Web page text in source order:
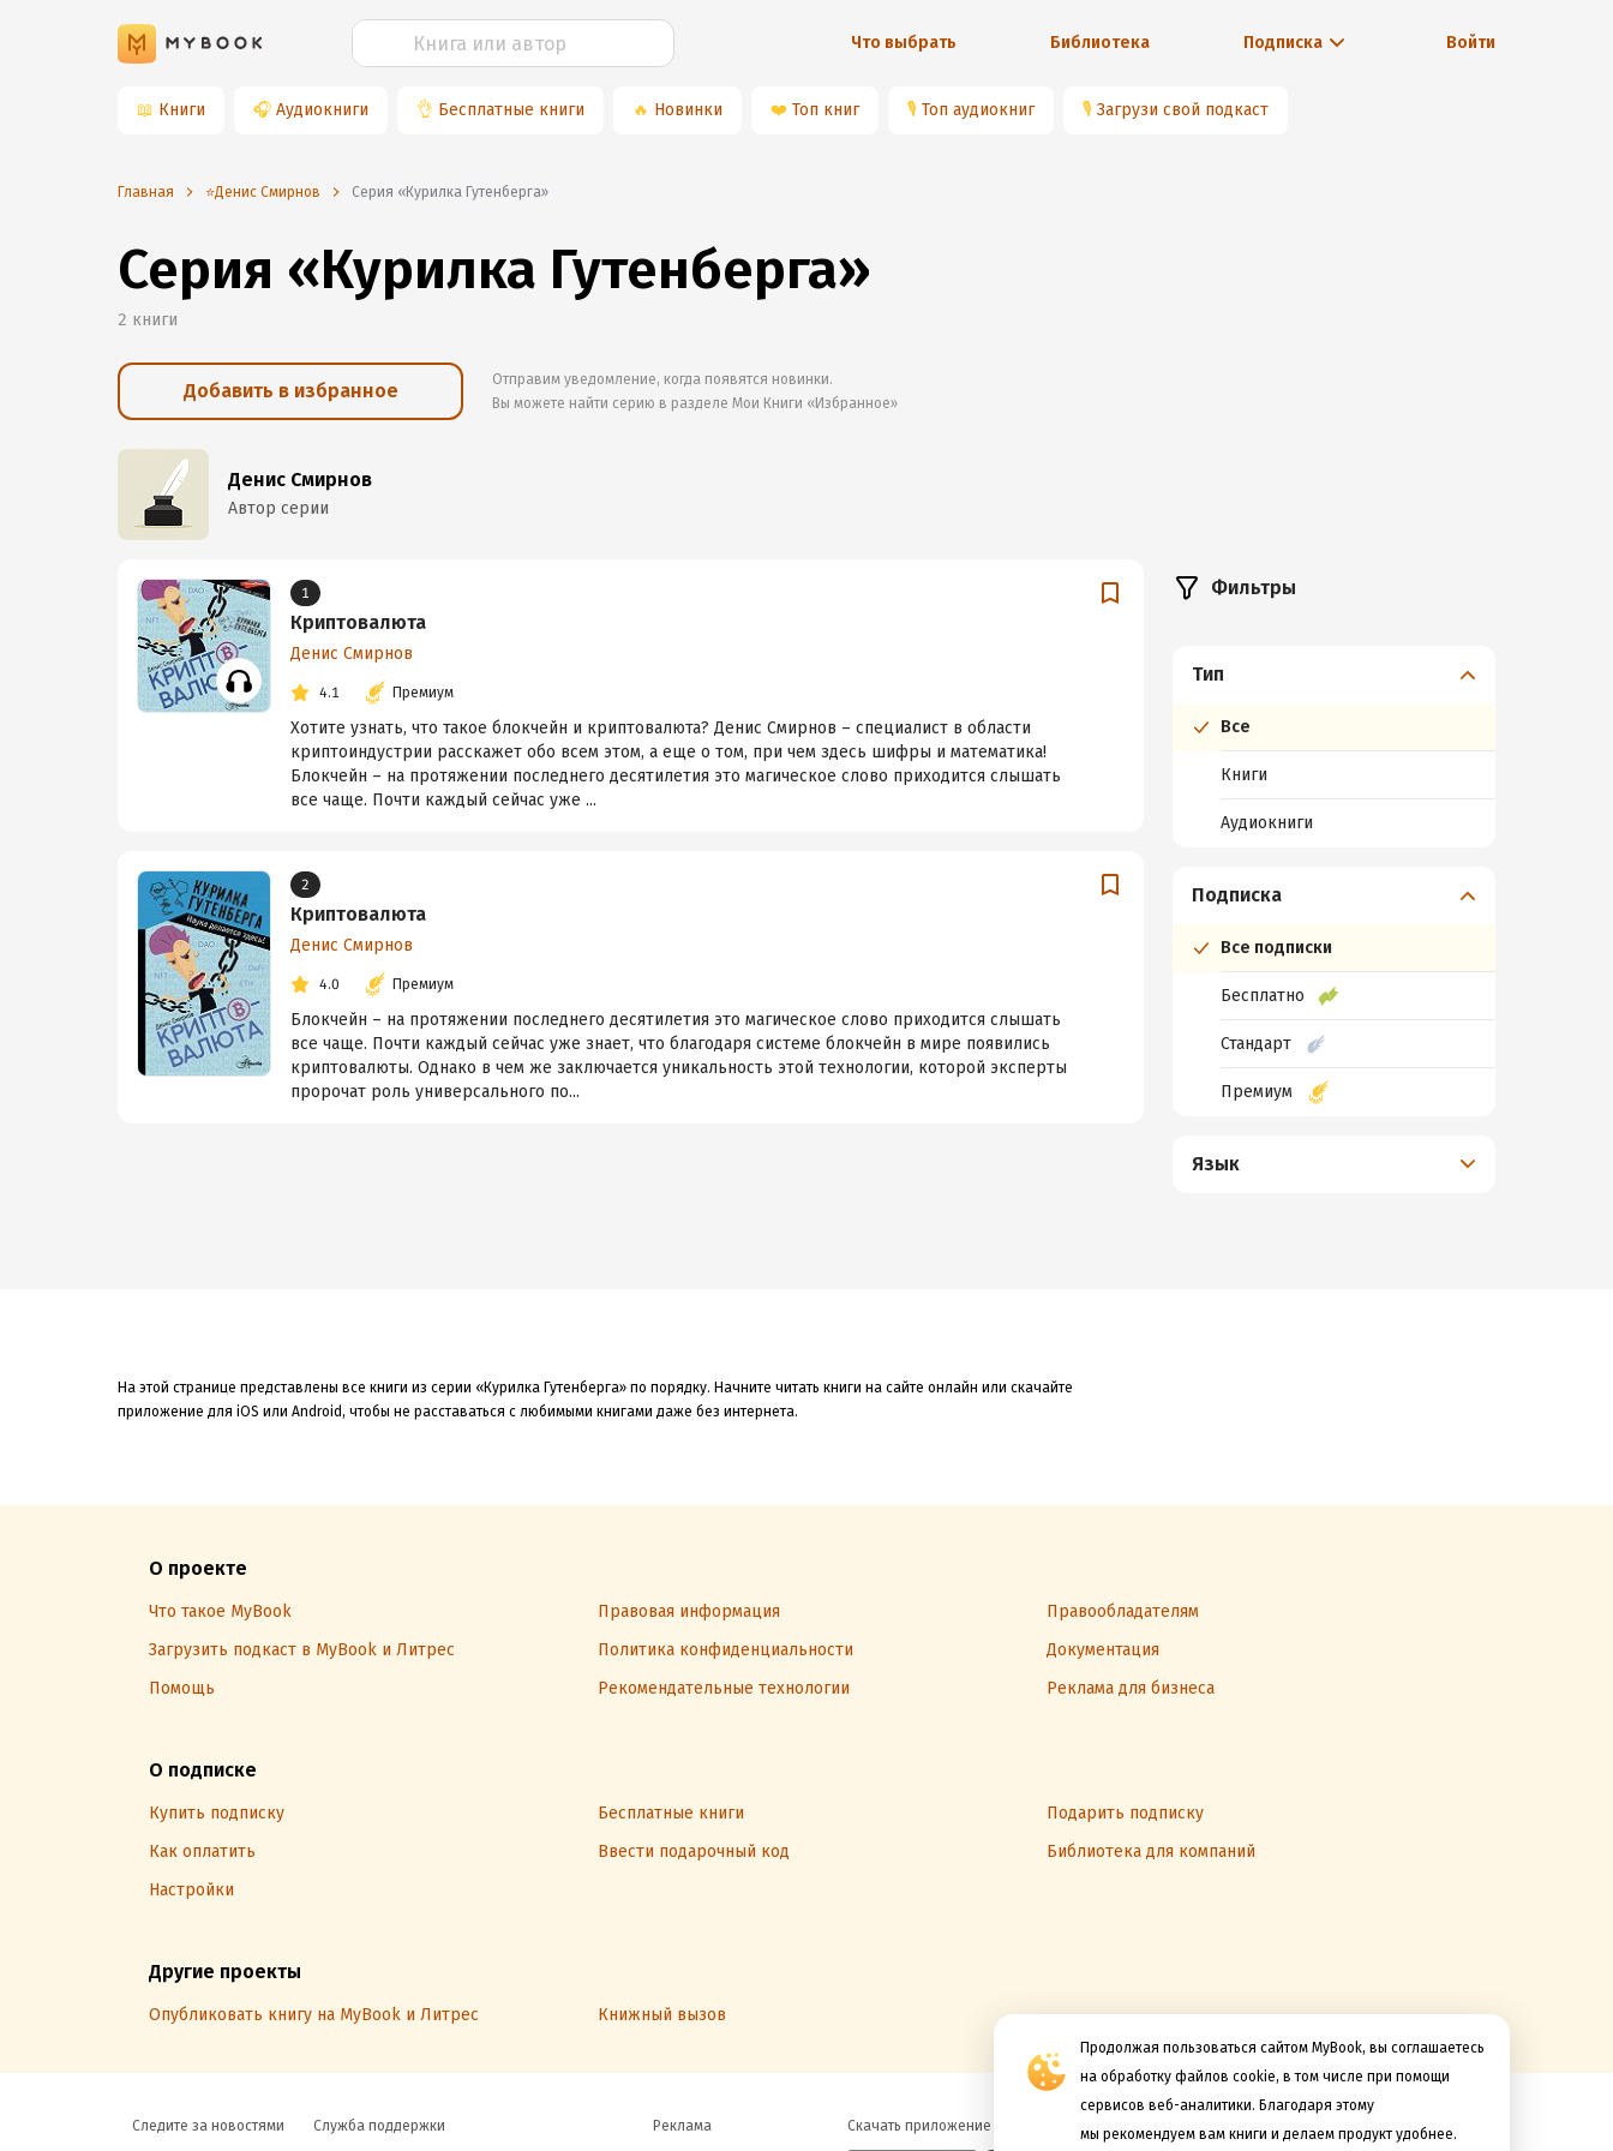
Что выбрать Библиотека Подписка Войти
📖 Книги 🎧 Аудиокниги 👌 Бесплатные книги 🔥 Новинки ❤️ Топ книг 🎙 Топ аудиокниг 🎙 Загрузи свой подкаст
Продолжая пользоваться сайтом MyBook, вы соглашаетесь
на обработку файлов cookie, в том числе при помощи
сервисов веб-аналитики. Благодаря этому
мы рекомендуем вам книги и делаем продукт удобнее.
Главная ⭐️Денис Смирнов Серия «Курилка Гутенберга»
Серия «Курилка Гутенберга»
2 книги
Добавить в избранное
Отправим уведомление, когда появятся новинки.
Вы можете найти серию в разделе Мои Книги «Избранное»
Денис Смирнов
Автор серии
1
Криптовалюта
Денис Смирнов
4.1 Премиум
Хотите узнать, что такое блокчейн и криптовалюта? Денис Смирнов – специалист в области
криптоиндустрии расскажет обо всем этом, а еще о том, при чем здесь шифры и математика!
Блокчейн – на протяжении последнего десятилетия это магическое слово приходится слышать
все чаще. Почти каждый сейчас уже ...
2
Криптовалюта
Денис Смирнов
4.0 Премиум
Блокчейн – на протяжении последнего десятилетия это магическое слово приходится слышать
все чаще. Почти каждый сейчас уже знает, что благодаря системе блокчейн в мире появились
криптовалюты. Однако в чем же заключается уникальность этой технологии, которой эксперты
пророчат роль универсального по...
Фильтры
Тип
Все
Книги
Аудиокниги
Подписка
Все подписки
Бесплатно
Стандарт
Премиум
Язык
На этой странице представлены все книги из серии «Курилка Гутенберга» по порядку. Начните читать книги на сайте онлайн или скачайте
приложение для iOS или Android, чтобы не расставаться с любимыми книгами даже без интернета.
О проекте
Что такое MyBook Правовая информация
Правообладателям
Загрузить подкаст в MyBook и Литрес
Политика конфиденциальности
Документация
Помощь
Рекомендательные технологии Реклама для бизнеса
О подписке
Купить подписку Бесплатные книги
Подарить подписку
Как оплатить
Ввести подарочный код
Библиотека для компаний
Настройки
Другие проекты
Опубликовать книгу на MyBook и Литрес Книжный вызов
Следите за новостями Служба поддержки Реклама Скачать приложение